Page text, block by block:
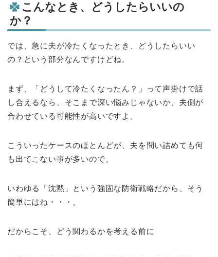
こんなとき、どうしたらいいの
か？
では、急に夫が冷たくなったとき、どうしたらいい
の？という部分なんですけどね。
まず、「どうして冷たくなったん？」って声掛けで話
し合えるなら、そこまで深い悩みじゃないか、夫側が
合わせている可能性が高いですよ。
こういったケースのほとんどが、夫を問い詰めても何
も出てこない事が多いので。
いわゆる「沈黙」という強固な防衛戦略だから、そう
簡単にはね・・・。
だからこそ、どう関わるかを考える前に